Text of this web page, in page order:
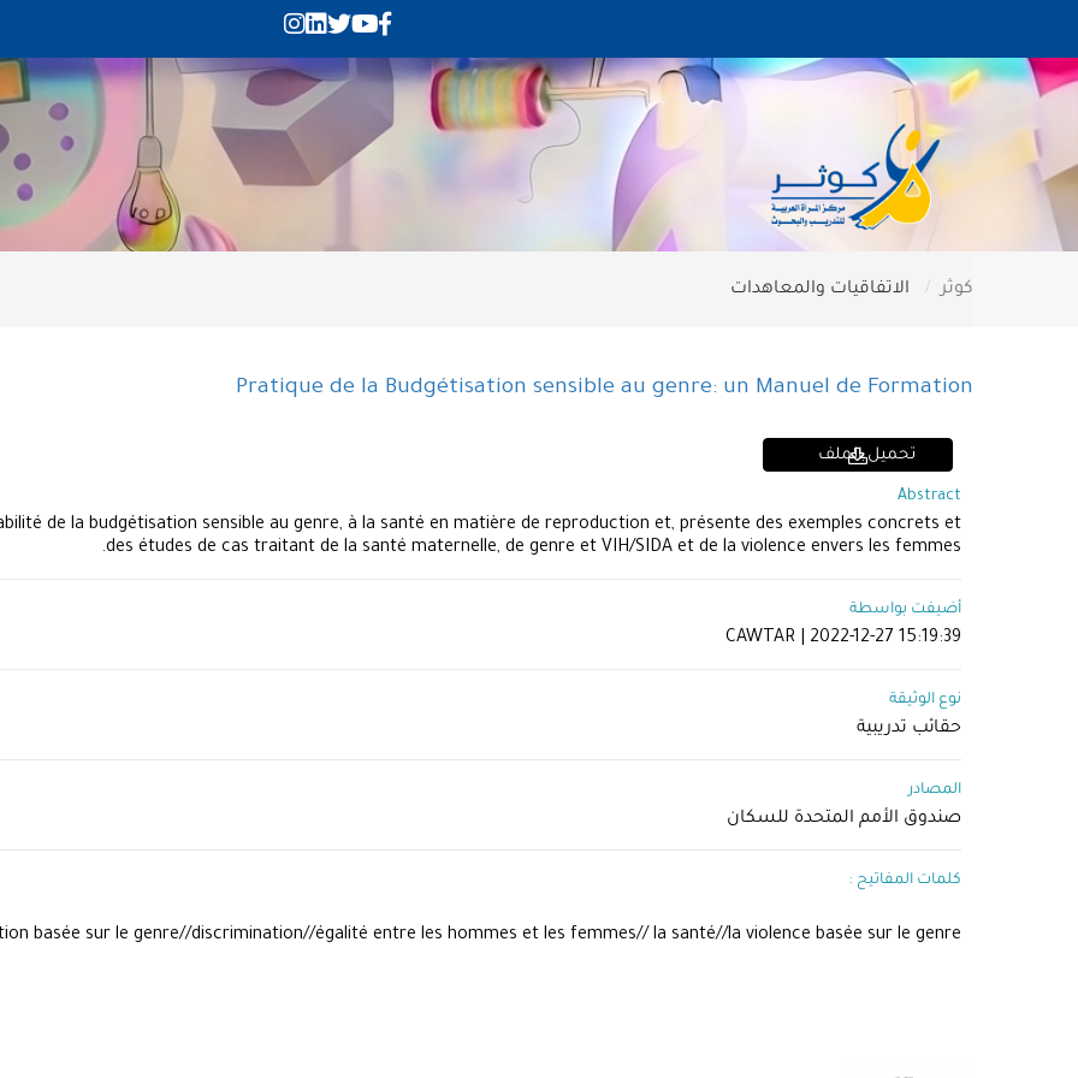
كوثر الاتفاقيات والمعاهدات
Pratique de la Budgétisation sensible au genre: un Manuel de Formation
تحميل الملف
Abstract
de la budgétisation sensible au genre, à la santé en matière de reproduction et, présente des exemples concrets et
des études de cas traitant de la santé maternelle, de genre et VIH/SIDA et de la violence envers les femmes.
أضيفت بواسطة
CAWTAR | 2022-12-27 15:19:39
نوع الوثيقة
حقائب تدريبية
المصادر
صندوق الأمم المتحدة للسكان
كلمات المفاتيح :
basée sur le genre//discrimination//égalité entre les hommes et les femmes// la santé//la violence basée sur le genre//